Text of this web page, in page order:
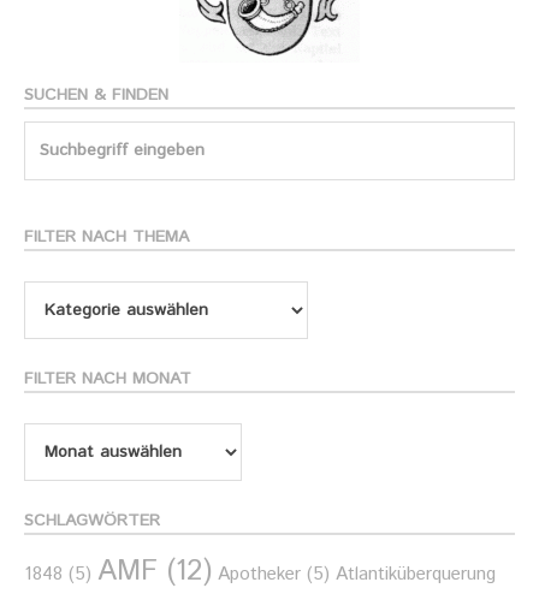
SUCHEN & FINDEN
Search
FILTER NACH THEMA
Filter
FILTER NACH MONAT
Filter
nach
Monat
SCHLAGWÖRTER
1848 (5) AMF (12) Apotheker (5) Atlantiküberquerung